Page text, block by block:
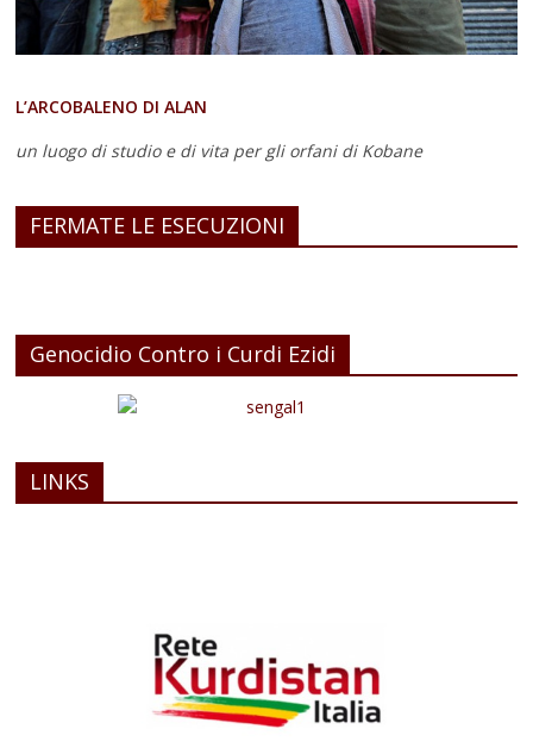
L’ARCOBALENO DI ALAN
un luogo di studio e di vita per gli orfani di Kobane
FERMATE LE ESECUZIONI
Genocidio Contro i Curdi Ezidi
LINKS